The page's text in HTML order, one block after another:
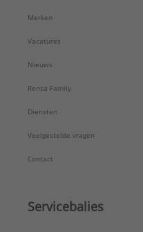
Merken
Vacatures
Nieuws
Rensa Family
Diensten
Veelgestelde vragen
Contact
Servicebalies